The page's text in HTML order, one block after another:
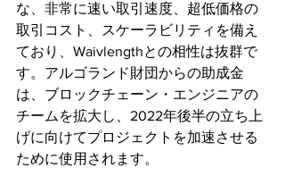
な、非常に速い取引速度、超低価格の
取引コスト、スケーラビリティを備え
ており、Waivlengthとの相性は抜群で
す。アルゴランド財団からの助成金
は、ブロックチェーン・エンジニアの
チームを拡大し、2022年後半の立ち上
げに向けてプロジェクトを加速させる
ために使用されます。